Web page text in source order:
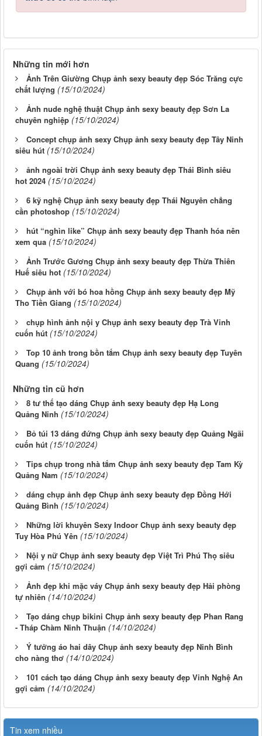
Những tin mới hơn
Ảnh Trên Giường Chụp ảnh sexy beauty đẹp Sóc Trăng cực
chất lượng (15/10/2024)
Ảnh nude nghệ thuật Chụp ảnh sexy beauty đẹp Sơn La
chuyên nghiệp (15/10/2024)
Concept chụp ảnh sexy Chụp ảnh sexy beauty đẹp Tây Ninh
siêu hút (15/10/2024)
ảnh ngoài trời Chụp ảnh sexy beauty đẹp Thái Bình siêu
hot 2024 (15/10/2024)
6 kỹ nghệ Chụp ảnh sexy beauty đẹp Thái Nguyên chẳng
cần photoshop (15/10/2024)
hút “nghìn like” Chụp ảnh sexy beauty đẹp Thanh hóa nên
xem qua (15/10/2024)
Ảnh Trước Gương Chụp ảnh sexy beauty đẹp Thừa Thiên
Huế siêu hot (15/10/2024)
Chụp ảnh với bó hoa hồng Chụp ảnh sexy beauty đẹp Mỹ
Tho Tiền Giang (15/10/2024)
chụp hình ảnh nội y Chụp ảnh sexy beauty đẹp Trà Vinh
cuốn hút (15/10/2024)
Top 10 ảnh trong bồn tắm Chụp ảnh sexy beauty đẹp Tuyên
Quang (15/10/2024)
Những tin cũ hơn
8 tư thế tạo dáng Chụp ảnh sexy beauty đẹp Hạ Long
Quảng Ninh (15/10/2024)
Bỏ túi 13 dáng đứng Chụp ảnh sexy beauty đẹp Quảng Ngãi
cuốn hút (15/10/2024)
Tips chụp trong nhà tắm Chụp ảnh sexy beauty đẹp Tam Kỳ
Quảng Nam (15/10/2024)
dáng chụp ảnh đẹp Chụp ảnh sexy beauty đẹp Đồng Hới
Quảng Bình (15/10/2024)
Những lời khuyên Sexy Indoor Chụp ảnh sexy beauty đẹp
Tuy Hòa Phú Yên (15/10/2024)
Nội y nữ Chụp ảnh sexy beauty đẹp Việt Trì Phú Thọ siêu
gợi cảm (15/10/2024)
Ảnh đẹp khi mặc váy Chụp ảnh sexy beauty đẹp Hải phòng
tự nhiên (14/10/2024)
Tạo dáng chụp bikini Chụp ảnh sexy beauty đẹp Phan Rang
- Tháp Chàm Ninh Thuận (14/10/2024)
Ý tưởng áo hai dây Chụp ảnh sexy beauty đẹp Ninh Bình
cho nàng thơ (14/10/2024)
101 cách tạo dáng Chụp ảnh sexy beauty đẹp Vinh Nghệ An
gợi cảm (14/10/2024)
Tin xem nhiều